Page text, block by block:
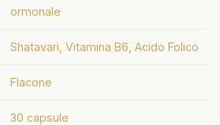
ormonale
Shatavari, Vitamina B6, Acido Folico
Flacone
30 capsule